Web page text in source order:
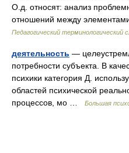
О.д. относят: анализ
отношений между
Педагогический терминологический
деятельность —
потребности субъекта. В
психики категория Д.
областей психической
процессов, мо …
Большая